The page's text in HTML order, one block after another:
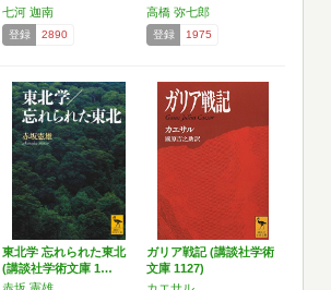
七河 迦南
登録 2890
高橋 弥七郎
登録 1975
東北学 忘れられた東北
(講談社学術文庫 1…
ガリア戦記 (講談社学術
文庫 1127)